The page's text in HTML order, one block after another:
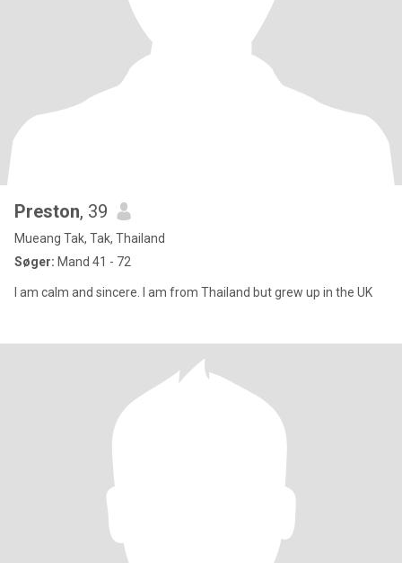
Preston, 39
Mueang Tak, Tak, Thailand
Søger: Mand 41 - 72
I am calm and sincere. I am from Thailand but grew up in the UK